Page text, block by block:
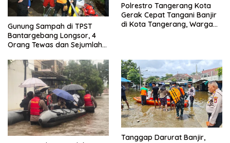
Gunung Sampah di TPST
Bantargebang Longsor, 4
Orang Tewas dan Sejumlah
Polrestro Tangerang Kota
Gerak Cepat Tangani Banjir
di Kota Tangerang, Warga
Tanggap Darurat Banjir,